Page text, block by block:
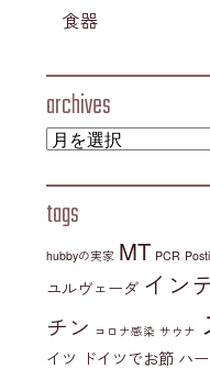
食器
archives
tags
hubbyの実家 MT PCR
ユルヴェーダ イン
チン コロナ感染 サウナ
イツ ドイツでお節 ハ